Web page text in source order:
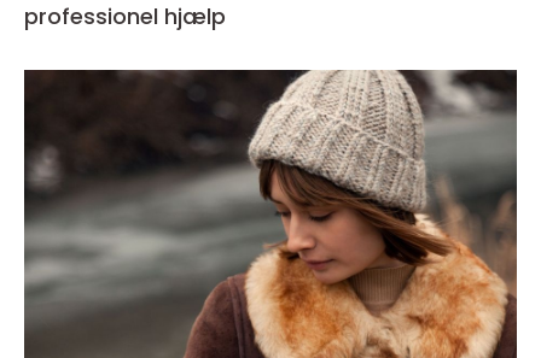
professionel hjælp